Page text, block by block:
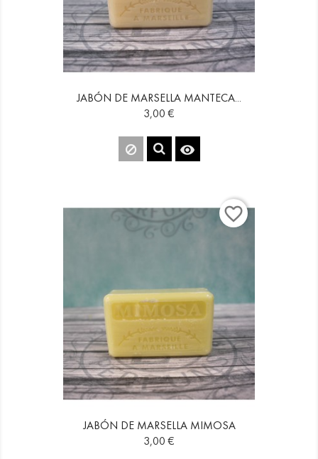
JABÓN DE MARSELLA MANTECA...
Precio
3,00 €

favorite_border
JABÓN DE MARSELLA MIMOSA
Precio
3,00 €